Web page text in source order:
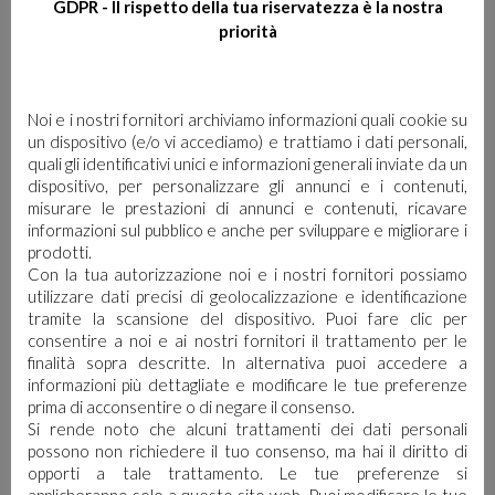
INTERESSARE…
NATURALLY
GDPR - Il rispetto della tua riservatezza è la nostra
priorità
Noi e i nostri fornitori archiviamo informazioni quali cookie su
un dispositivo (e/o vi accediamo) e trattiamo i dati personali,
quali gli identificativi unici e informazioni generali inviate da un
dispositivo, per personalizzare gli annunci e i contenuti,
misurare le prestazioni di annunci e contenuti, ricavare
informazioni sul pubblico e anche per sviluppare e migliorare i
prodotti.
Con la tua autorizzazione noi e i nostri fornitori possiamo
utilizzare dati precisi di geolocalizzazione e identificazione
tramite la scansione del dispositivo. Puoi fare clic per
consentire a noi e ai nostri fornitori il trattamento per le
finalità sopra descritte. In alternativa puoi accedere a
informazioni più dettagliate e modificare le tue preferenze
prima di acconsentire o di negare il consenso.
Si rende noto che alcuni trattamenti dei dati personali
possono non richiedere il tuo consenso, ma hai il diritto di
opporti a tale trattamento. Le tue preferenze si